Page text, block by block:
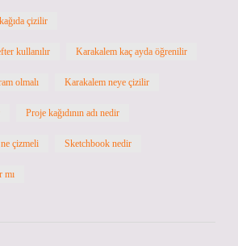
çizilir
kullanılır Karakalem kaç ayda öğrenilir
olmalı Karakalem neye çizilir
Proje kağıdının adı nedir
çizmeli Sketchbook nedir
mı